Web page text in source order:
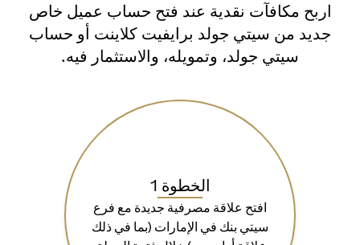
اربح مكافآت نقدية عند فتح حساب عميل خاص
جديد من سيتي جولد برايفيت كلاينت أو حساب
سيتي جولد، وتمويله، والاستثمار فيه.
الخطوة 1
افتح علاقة مصرفية جديدة مع فرع
سيتي بنك في الإمارات (بما في ذلك